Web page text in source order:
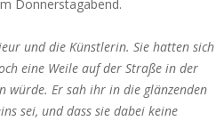
Donnerstagabend.
und die Künstlerin. Sie hatten sich
eine Weile auf der Straße in der
würde. Er sah ihr in die glänzenden
sei, und dass sie dabei keine